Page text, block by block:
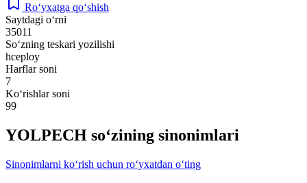
Ro‘yxatga qo‘shish
Saytdagi o‘rni
35011
So‘zning teskari yozilishi
hceploy
Harflar soni
7
Ko‘rishlar soni
99
YOLPECH so‘zining sinonimlari
Sinonimlarni ko‘rish uchun ro‘yxatdan o‘ting